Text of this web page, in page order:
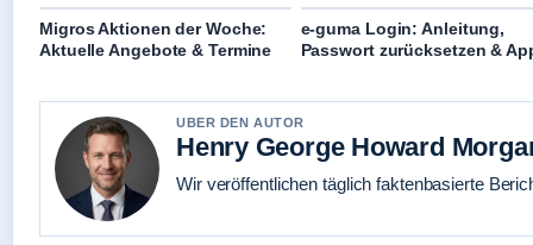
Migros Aktionen der Woche:
Aktuelle Angebote & Termine
e-guma Login: Anleitung,
Passwort zurücksetzen &
UBER DEN AUTOR
Henry George Howard
Wir veröffentlichen täglich faktenbasierte